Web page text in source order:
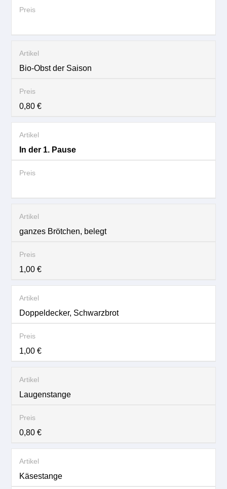
Bio-Obst der Saison
0,80 €
In der 1. Pause
ganzes Brötchen, belegt
1,00 €
Doppeldecker, Schwarzbrot
1,00 €
Laugenstange
0,80 €
Käsestange